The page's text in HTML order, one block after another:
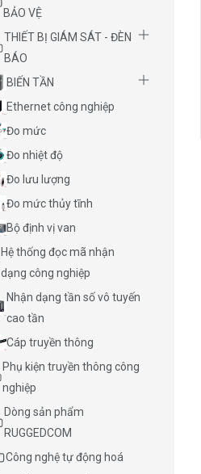
BẢO VỆ
THIẾT BỊ GIÁM SÁT - ĐÈN
BÁO
BIẾN TẦN
Ethernet công nghiệp
Đo mức
Đo nhiệt độ
Đo lưu lượng
Đo mức thủy tĩnh
Bộ định vị van
Hệ thống đọc mã nhận
dạng công nghiệp
Nhận dạng tần số vô tuyến
cao tần
Cáp truyền thông
Phụ kiện truyền thông công
nghiệp
Dòng sản phẩm
RUGGEDCOM
Công nghệ tự động hoá